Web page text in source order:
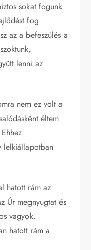
sokat fogunk
fog
az a befeszülés a
lenni az
nem ez volt a
éltem
lelkiállapotban
hatott rám az
Úr megnyugtat és
vagyok.
hatott rám a